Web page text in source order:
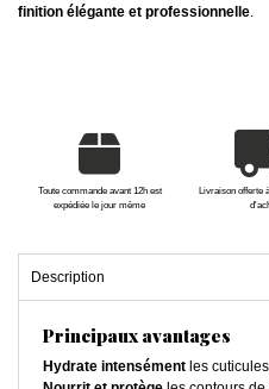
finition élégante et professionnelle.
Toute commande avant 12h est
expédiée le jour même
Livraison offerte
Description
Principaux avantages
Hydrate intensément les